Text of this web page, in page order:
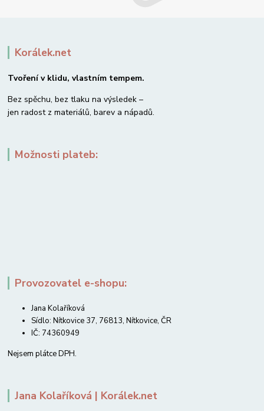
Korálek.net
Tvoření v klidu, vlastním tempem.
Bez spěchu, bez tlaku na výsledek –
jen radost z materiálů, barev a nápadů.
Možnosti plateb:
Provozovatel e-shopu:
Jana Kolaříková
Sídlo: Nítkovice 37, 76813, Nítkovice, ČR
IČ: 74360949
Nejsem plátce DPH.
Jana Kolaříková | Korálek.net